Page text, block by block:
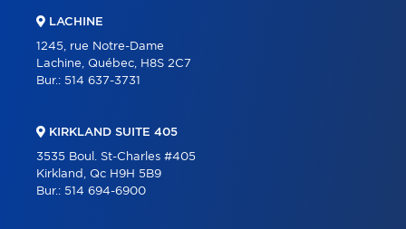
LACHINE
1245, rue Notre-Dame
Lachine, Québec, H8S 2C7
Bur.: 514 637-3731
KIRKLAND SUITE 405
3535 Boul. St-Charles #405
Kirkland, Qc H9H 5B9
Bur.: 514 694-6900